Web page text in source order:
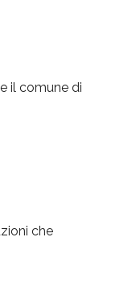
il comune di
che